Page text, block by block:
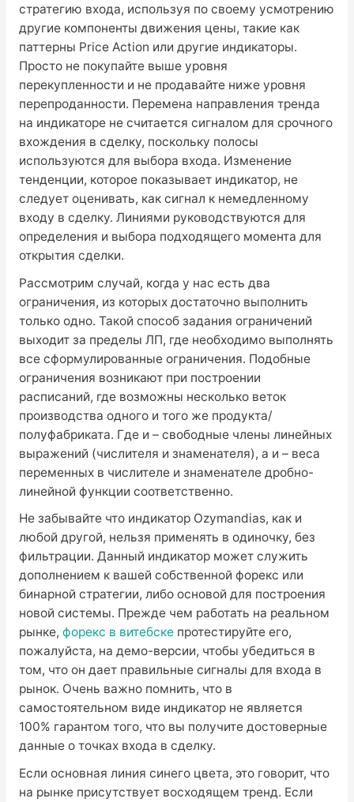
стратегию входа, используя по своему усмотрению
другие компоненты движения цены, такие как
паттерны Price Action или другие индикаторы.
Просто не покупайте выше уровня
перекупленности и не продавайте ниже уровня
перепроданности. Перемена направления тренда
на индикаторе не считается сигналом для срочного
вхождения в сделку, поскольку полосы
используются для выбора входа. Изменение
тенденции, которое показывает индикатор, не
следует оценивать, как сигнал к немедленному
входу в сделку. Линиями руководствуются для
определения и выбора подходящего момента для
открытия сделки.
Рассмотрим случай, когда у нас есть два
ограничения, из которых достаточно выполнить
только одно. Такой способ задания ограничений
выходит за пределы ЛП, где необходимо выполнять
все сформулированные ограничения. Подобные
ограничения возникают при построении
расписаний, где возможны несколько веток
производства одного и того же продукта/
полуфабриката. Где и – свободные члены линейных
выражений (числителя и знаменателя), а и – веса
переменных в числителе и знаменателе дробно-
линейной функции соответственно.
Не забывайте что индикатор Ozymandias, как и
любой другой, нельзя применять в одиночку, без
фильтрации. Данный индикатор может служить
дополнением к вашей собственной форекс или
бинарной стратегии, либо основой для построения
новой системы. Прежде чем работать на реальном
рынке, форекс в витебскепротестируйте его,
пожалуйста, на демо-версии, чтобы убедиться в
том, что он дает правильные сигналы для входа в
рынок. Очень важно помнить, что в
самостоятельном виде индикатор не является
100% гарантом того, что вы получите достоверные
данные о точках входа в сделку.
Если основная линия синего цвета, это говорит, что
на рынке присутствует восходящем тренд. Если